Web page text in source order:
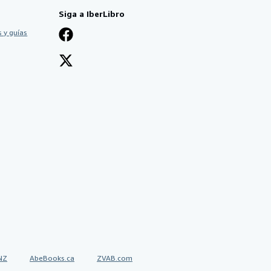
y guías
Siga a IberLibro
AbeBooks.ca ZVAB.com